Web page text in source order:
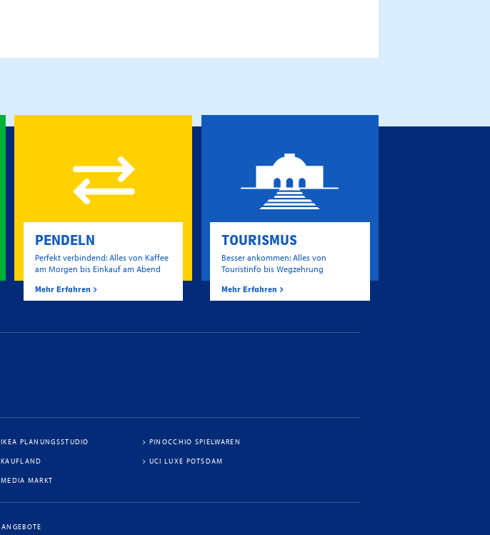
PENDELN
Perfekt verbindend: Alles von Kaffee
am Morgen bis Einkauf am Abend
Mehr Erfahren
TOURISMUS
Besser ankommen: Alles von
Touristinfo bis Wegzehrung
Mehr Erfahren
IKEA PLANUNGSSTUDIO
KAUFLAND
MEDIA MARKT
PINOCCHIO SPIELWAREN
UCI LUXE POTSDAM
ANGEBOTE